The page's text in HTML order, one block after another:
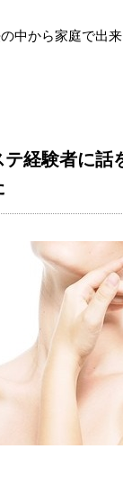
中から家庭で出
テ経験者に